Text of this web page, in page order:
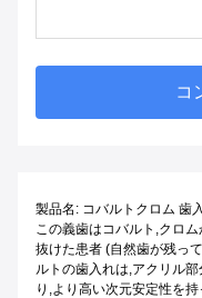
製品名: コバルトクロム 歯
この義歯はコバルト,クロ
抜けた患者 (自然歯が残っ
ルトの歯入れは,アクリル
り,より高い次元安定性を